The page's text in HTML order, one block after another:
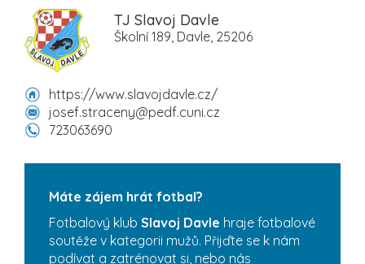
TJ Slavoj Davle
Školní 189, Davle, 25206
https://www.slavojdavle.cz/
josef.straceny@pedf.cuni.cz
723063690
Máte zájem hrát fotbal?
Fotbalový klub Slavoj Davle hraje fotbalové
soutěže v kategorii mužů. Přijďte se k nám
podívat a zatrénovat si, nebo nás